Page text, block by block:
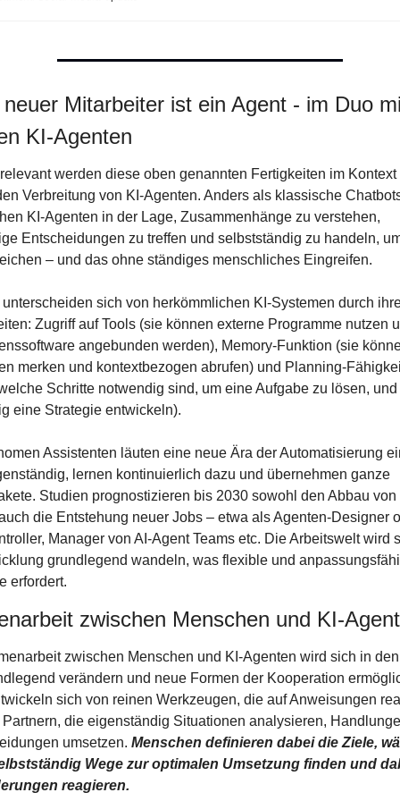
Mitarbeiter ist ein Agent - im Duo
KI-Agenten
werden diese oben genannten Fertigkeiten im Kontext
Verbreitung von KI-Agenten. Anders als klassische
KI-Agenten in der Lage, Zusammenhänge zu verstehen,
Entscheidungen zu treffen und selbstständig zu handeln,
– und das ohne ständiges menschliches Eingreifen.
sich von herkömmlichen KI-Systemen durch
Zugriff auf Tools (sie können externe Programme nutzen
angebunden werden), Memory-Funktion (sie
merken und kontextbezogen abrufen) und Planning-
Schritte notwendig sind, um eine Aufgabe zu lösen,
eine Strategie entwickeln).
Assistenten läuten eine neue Ära der Automatisierung
lernen kontinuierlich dazu und übernehmen ganze
Studien prognostizieren bis 2030 sowohl den Abbau
die Entstehung neuer Jobs – etwa als Agenten-Designer
Manager von AI-Agent Teams etc. Die Arbeitswelt wird
grundlegend wandeln, was flexible und
erfordert.
zwischen Menschen und KI-
zwischen Menschen und KI-Agenten wird sich in
verändern und neue Formen der Kooperation
sich von reinen Werkzeugen, die auf Anweisungen
die eigenständig Situationen analysieren,
umsetzen. Menschen definieren dabei die Ziele,
Wege zur optimalen Umsetzung finden und
reagieren.